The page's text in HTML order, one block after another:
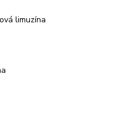
limuzína